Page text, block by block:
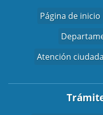
Página de inicio
Atención